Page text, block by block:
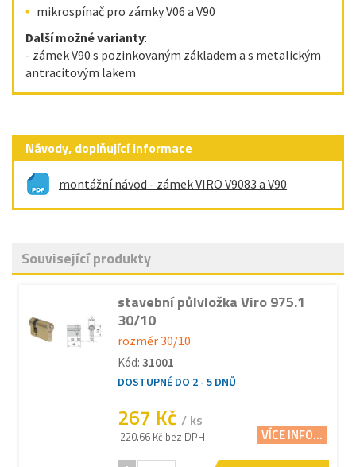
mikrospínač pro zámky V06 a V90
Další možné varianty:
- zámek V90 s pozinkovaným základem a s metalickým
antracitovým lakem
Návody, doplňující informace
montážní návod - zámek VIRO V9083 a V90
Související produkty
stavební půlvložka Viro 975.1
30/10
rozměr 30/10
Kód: 31001
DOSTUPNÉ DO 2 - 5 DNŮ
267 Kč / ks
220.66 Kč bez DPH VÍCE INFO...